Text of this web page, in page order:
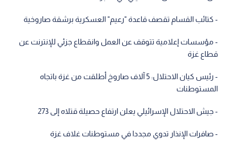
- كتائب القسام تقصف قاعدة "رعيم" العسكرية برشقة صاروخية
- مؤسسات إعلامية تتوقف عن العمل وانقطاع جزئي للإنترنت عن
قطاع غزة
- رئيس كيان الاحتلال: 5 آلاف صاروخ أطلقت من غزة باتجاه
المستوطنات
- جيش الاحتلال الإسرائيلي يعلن ارتفاع حصيلة قتلاه إلى 273
- صافرات الإنذار تدوي مجددا في مستوطنات غلاف غزة